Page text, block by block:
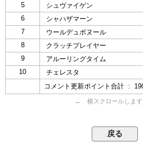
5
シュヴァイゲン
6
シャハザマーン
7
ウールデュボヌール
8
クラッチプレイヤー
9
アルーリングタイム
10
チェレスタ
コメント更新ポイント合計 :
← 横スクロールしま